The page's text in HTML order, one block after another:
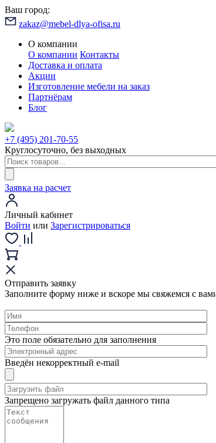
Ваш город:
zakaz@mebel-dlya-ofisa.ru
О компании
О компании Контакты
Доставка и оплата
Акции
Изготовление мебели на заказ
Партнёрам
Блог
+7 (495) 201-70-55
Круглосуточно, без выходных
Заявка на расчет
Личный кабинет
Войти или Зарегистрироваться
Отправить заявку
Заполните форму ниже и вскоре мы свяжемся с
Это поле обязательно для заполнения
Введён некорректный e-mail
Запрещено загружать файл данного типа